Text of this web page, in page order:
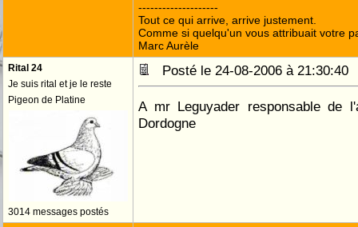
--------------------
Tout ce qui arrive, arrive justement.
Comme si quelqu'un vous attribuait votre
Marc Aurèle
Rital 24
Je suis rital et je le reste
Pigeon de Platine
3014 messages postés
Posté le 24-08-2006 à
A mr Leguyader responsable de
Dordogne